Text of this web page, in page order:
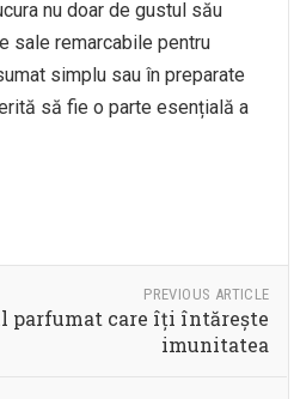
nu doar de gustul său
sale remarcabile pentru
simplu sau în preparate
să fie o parte esențială a
PREVIOUS ARTICLE
parfumat care îți întărește
imunitatea